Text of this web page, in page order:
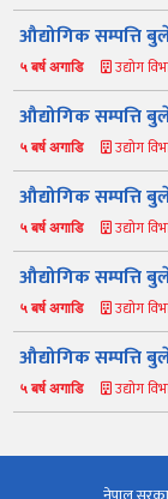
औद्योगिक सम्पत्ति
५ बर्ष अगाडि उद्योग
औद्योगिक सम्पत्ति
५ बर्ष अगाडि उद्योग
औद्योगिक सम्पत्ति
५ बर्ष अगाडि उद्योग
औद्योगिक सम्पत्ति
५ बर्ष अगाडि उद्योग
औद्योगिक सम्पत्ति
५ बर्ष अगाडि उद्योग